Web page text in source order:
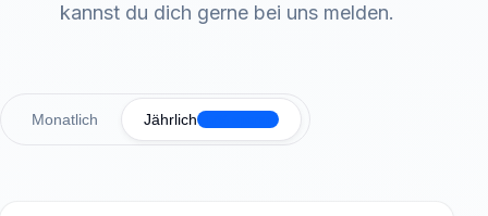
kannst du dich gerne bei uns melden.
Monatlich Jährlich